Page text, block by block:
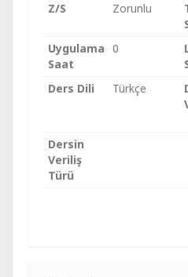
Z/S
Zorunlu
Uygulama
Saat
0
Ders Dili Türkçe
Dersin
Veriliş
Türü